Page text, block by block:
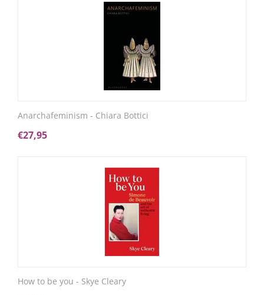
Anarchafeminism - Chiara Bottici
€27,95
How to be you - Skye Cleary